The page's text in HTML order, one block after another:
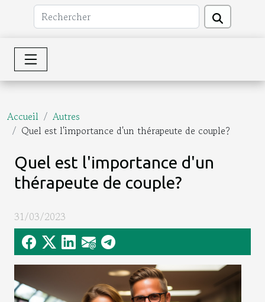
Accueil
Autres
Quel est l'importance d'un thérapeute de couple?
Quel est l'importance d'un
thérapeute de couple?
31/03/2023